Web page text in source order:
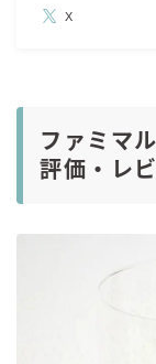
X
ファミマ
評価・レ